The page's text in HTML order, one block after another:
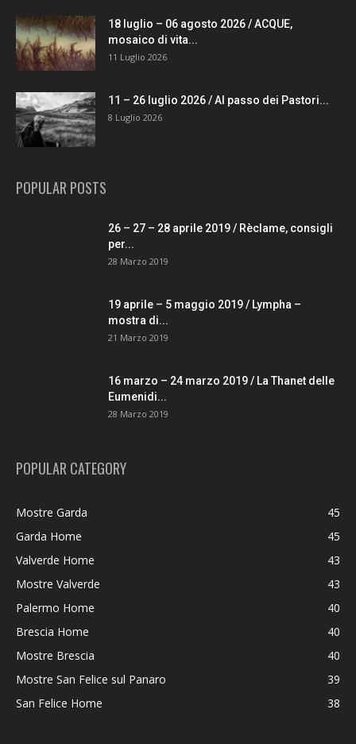
18 luglio – 06 agosto 2026 / ACQUE,
mosaico di vita...
11 Luglio 2026
11 – 26 luglio 2026 / Al passo dei Pastori...
8 Luglio 2026
POPULAR POSTS
26 – 27 – 28 aprile 2019 / Rèclame, consigli
per...
28 Marzo 2019
19 aprile – 5 maggio 2019 / Lympha –
mostra di...
21 Marzo 2019
16 marzo – 24 marzo 2019 / La Thanet delle
Eumenidi...
28 Marzo 2019
POPULAR CATEGORY
Mostre Garda
45
Garda Home
45
Valverde Home
43
Mostre Valverde
43
Palermo Home
40
Brescia Home
40
Mostre Brescia
40
Mostre San Felice sul Panaro
39
San Felice Home
38